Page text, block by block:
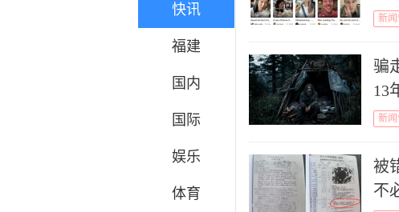
快讯
福建
国内
国际
娱乐
体育
新
骗
13
新
被
不